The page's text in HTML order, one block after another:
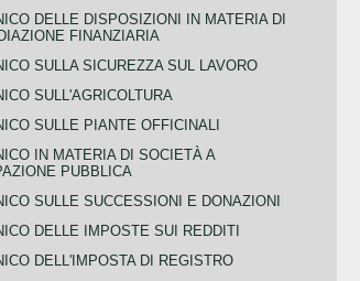
DELLE DISPOSIZIONI IN MATERIA DI
FINANZIARIA
SULLA SICUREZZA SUL LAVORO
SULL'AGRICOLTURA
SULLE PIANTE OFFICINALI
IN MATERIA DI SOCIETÀ A
PUBBLICA
SULLE SUCCESSIONI E DONAZIONI
DELLE IMPOSTE SUI REDDITI
DELL'IMPOSTA DI REGISTRO